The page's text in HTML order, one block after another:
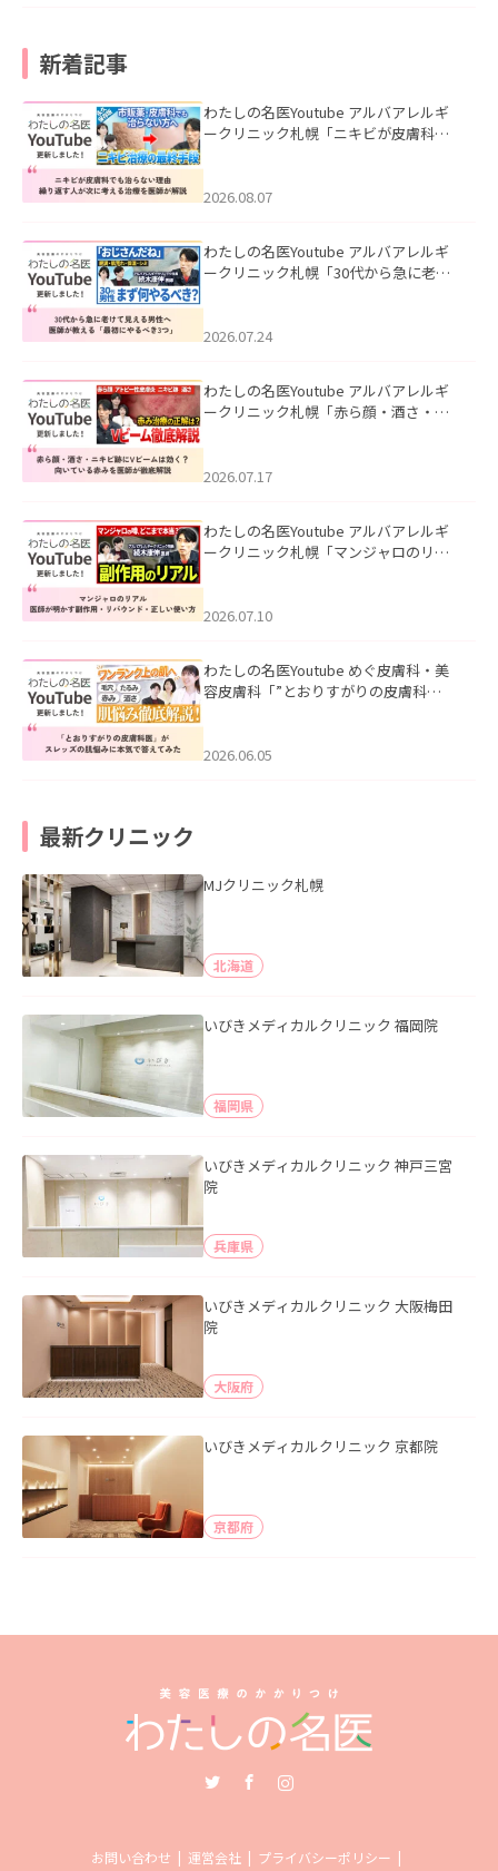
新着記事
わたしの名医Youtube アルバアレルギ
ークリニック札幌「ニキビが皮膚科で
ました。
2026.08.07
わたしの名医Youtube アルバアレルギ
ークリニック札幌「30代から急に老け
た。
2026.07.24
わたしの名医Youtube アルバアレルギ
ークリニック札幌「赤ら顔・酒さ・ニ
した。
2026.07.17
わたしの名医Youtube アルバアレルギ
ークリニック札幌「マンジャロのリア
た。
2026.07.10
わたしの名医Youtube めぐ皮膚科・美
容皮膚科「”とおりすがりの皮膚科
2026.06.05
最新クリニック
MJクリニック札幌
北海道
いびきメディカルクリニック 福岡院
福岡県
いびきメディカルクリニック 神戸三宮
院
兵庫県
いびきメディカルクリニック 大阪梅田
院
大阪府
いびきメディカルクリニック 京都院
京都府
お問い合わせ 運営会社 プライバシーポリシー